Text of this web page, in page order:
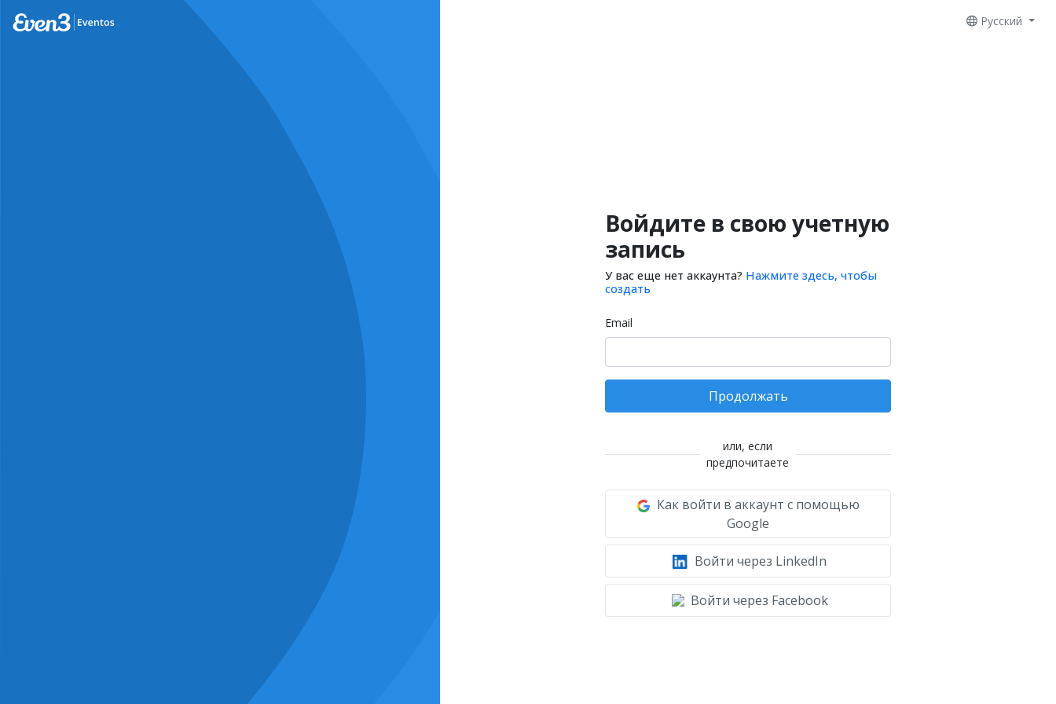
Русский
Войдите в свою учетную
запись
У вас еще нет аккаунта? Нажмите здесь, чтобы
создать
Email
Продолжать
или, если
предпочитаете
Как войти в аккаунт с помощью
Google
Войти через LinkedIn
Войти через Facebook